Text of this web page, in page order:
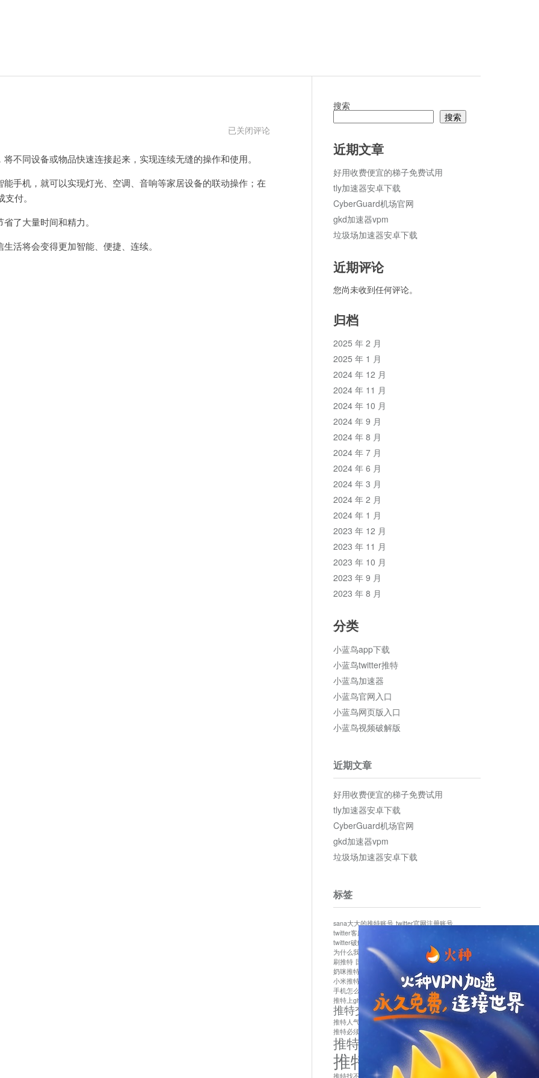
快
解
已关闭评论
同设备或物品快速连接起来，实现连续无缝的操作和使用。
机，就可以实现灯光、空调、音响等家居设备的联动操作；在
付。
大量时间和精力。
将会变得更加智能、便捷、连续。
搜索
搜索
近期文章
好用收费便宜的梯子免费试用
tly加速器安卓下载
CyberGuard机场官网
gkd加速器vpm
垃圾场加速器安卓下载
近期评论
您尚未收到任何评论。
归档
2025 年 2 月
2025 年 1 月
2024 年 12 月
2024 年 11 月
2024 年 10 月
2024 年 9 月
2024 年 8 月
2024 年 7 月
2024 年 6 月
2024 年 3 月
2024 年 2 月
2024 年 1 月
2023 年 12 月
2023 年 11 月
2023 年 10 月
2023 年 9 月
2023 年 8 月
分类
小蓝鸟app下载
小蓝鸟twitter推特
小蓝鸟加速器
小蓝鸟官网入口
小蓝鸟网页版入口
小蓝鸟视频破解版
近期文章
好用收费便宜的梯子免费试用
tly加速器安卓下载
CyberGuard机场官网
gkd加速器vpm
垃圾场加速器安卓下载
标签
sana大大的推特账号 twitter官网注册账号
twitter客服
twitter破解版下载
为什么我推特无法保存设置
作者sana推特是什么
刷推特 国内为什么不能用twitter 国内能用twitter吗
奶咪推特
如何找回推特密码
小米推特闪退是怎么回事 怎么看推特上的视频
手机怎么注册推特账号
推特devil
推特上ghs的女博主
推特交友软件app下载
推特人气萌货小蔡头喵喵喵 推特实名制
推特必须用外网吗
推特怎么取消关联手机号
推特怎么看敏感内容苹果
推特找不到账号 推特注册必须要手机号